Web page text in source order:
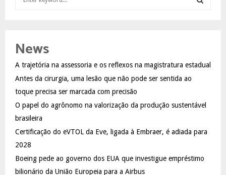
h
o
r
:
A
C
News
A trajetória na assessoria e os reflexos na magistratura estadual
Antes da cirurgia, uma lesão que não pode ser sentida ao
toque precisa ser marcada com precisão
O papel do agrônomo na valorização da produção sustentável
brasileira
Certificação do eVTOL da Eve, ligada à Embraer, é adiada para
2028
Boeing pede ao governo dos EUA que investigue empréstimo
bilionário da União Europeia para a Airbus